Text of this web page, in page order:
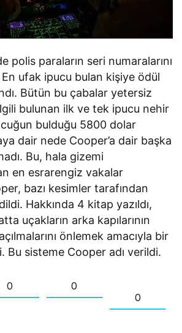
polis paraların seri numaralarını
En ufak ipucu bulan kişiye ödül
Bütün bu çabalar yetersiz
bulunan ilk ve tek ipucu nehir
bulduğu 5800 dolar
dair nede Cooper’a dair başka
Bu, hala gizemi
en esrarengiz vakalar
bazı kesimler tarafından
Hakkında 4 kitap yazıldı,
uçakların arka kapılarının
önlemek amacıyla bir
Bu sisteme Cooper adı verildi.
0
0
0